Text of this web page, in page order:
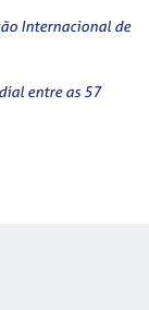
Internacional de
entre as 57